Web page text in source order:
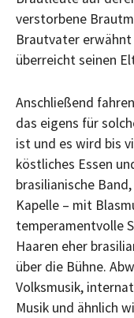
verstorbene
Brautvater erwähnt
überreicht seinen
Anschließend
das eigens für
ist und es wird bis
köstliches Essen
brasilianische
Kapelle – mit
temperamentvolle
Haaren eher
über die Bühne.
Volksmusik,
Musik und ähnlich